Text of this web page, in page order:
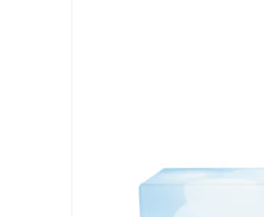
Biofinity